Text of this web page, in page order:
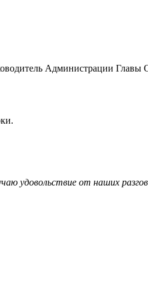
Администрации Главы
удовольствие от наших